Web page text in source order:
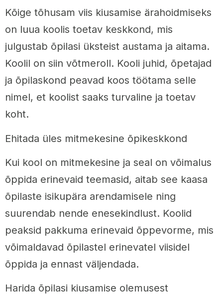
Kõige tõhusam viis kiusamise ärahoidmiseks
on luua koolis toetav keskkond, mis
julgustab õpilasi üksteist austama ja aitama.
Koolil on siin võtmeroll. Kooli juhid, õpetajad
ja õpilaskond peavad koos töötama selle
nimel, et koolist saaks turvaline ja toetav
koht.
Ehitada üles mitmekesine õpikeskkond
Kui kool on mitmekesine ja seal on võimalus
õppida erinevaid teemasid, aitab see kaasa
õpilaste isikupära arendamisele ning
suurendab nende enesekindlust. Koolid
peaksid pakkuma erinevaid õppevorme, mis
võimaldavad õpilastel erinevatel viisidel
õppida ja ennast väljendada.
Harida õpilasi kiusamise olemusest